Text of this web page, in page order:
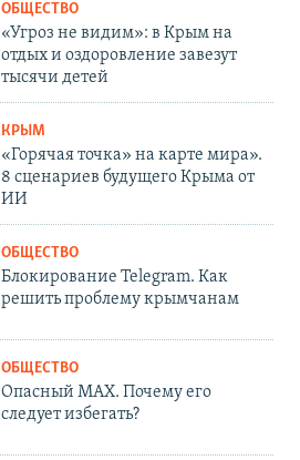
ОБЩЕСТВО
«Угроз не видим»: в Крым на
отдых и оздоровление завезут
тысячи детей
КРЫМ
«Горячая точка» на карте мира».
8 сценариев будущего Крыма от
ИИ
ОБЩЕСТВО
Блокирование Telegram. Как
решить проблему крымчанам
ОБЩЕСТВО
Опасный MAX. Почему его
следует избегать?